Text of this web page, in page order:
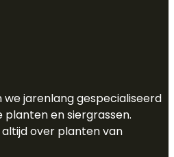
we jarenlang gespecialiseerd
en siergrassen.
over planten van